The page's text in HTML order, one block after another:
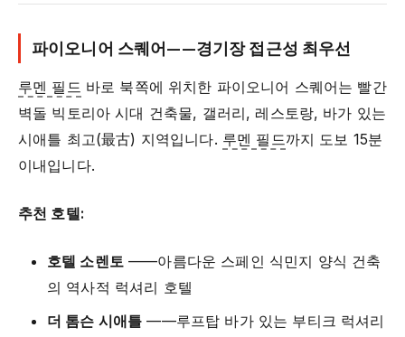
파이오니어 스퀘어——경기장 접근성 최우선
루멘 필드 바로 북쪽에 위치한 파이오니어 스퀘어는 빨간
벽돌 빅토리아 시대 건축물, 갤러리, 레스토랑, 바가 있는
시애틀 최고(最古) 지역입니다. 루멘 필드까지 도보 15분
이내입니다.
추천 호텔:
호텔 소렌토——아름다운 스페인 식민지 양식 건축
의 역사적 럭셔리 호텔
더 톰슨 시애틀 ——루프탑 바가 있는 부티크 럭셔리